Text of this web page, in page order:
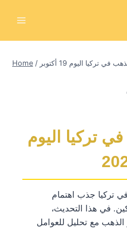
Home / سعر الذهب في تركيا اليوم 19 أكتوبر
تركيا اليوم
تركيا جذب اهتمام
في هذا التحديث،
مع تحليل للعوامل